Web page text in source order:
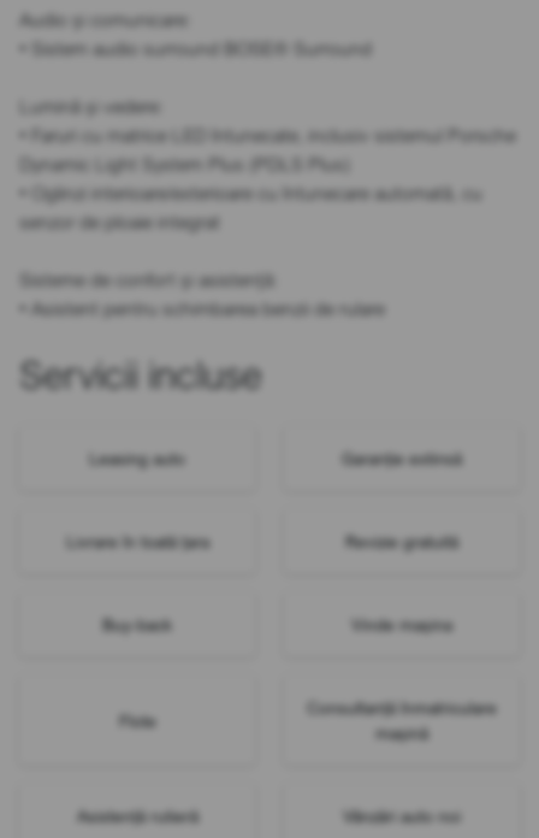
Audio și comunicare:
• Sistem audio surround BOSE® Surround
Lumină și vedere:
• Faruri cu matrice LED întunecate, inclusiv sistemul Porsche
Dynamic Light System Plus (PDLS Plus)
• Oglinzi interioare/exterioare cu întunecare automată, cu
senzor de ploaie integrat
Sisteme de confort și asistență:
• Asistent pentru schimbarea benzii de rulare
Servicii incluse
Leasing auto Garanție extinsă
Livrare în toată țara Revizie gratuită
Buy-back Vinde mașina
Flote
Consultanță înmatriculare
mașină
Asistență rutieră Vânzări auto noi